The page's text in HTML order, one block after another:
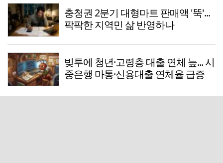
충청권 2분기 대형마트 판매액 '뚝'...
팍팍한 지역민 삶 반영하나
빚투에 청년·고령층 대출 연체 늪... 시
중은행 마통·신용대출 연체율 급증